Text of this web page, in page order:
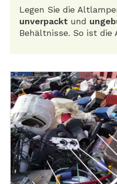
Legen Sie die
unverpackt und
Behältnisse. So ist die